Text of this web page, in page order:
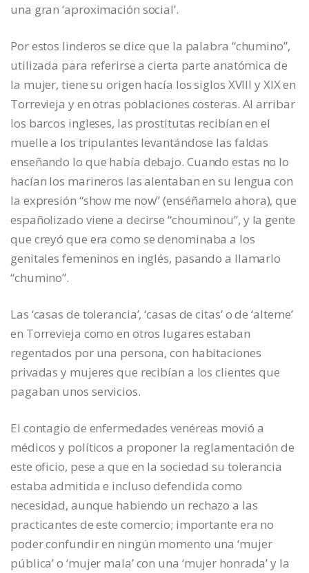
una gran ‘aproximación social’.
Por estos linderos se dice que la palabra “chumino”,
utilizada para referirse a cierta parte anatómica de
la mujer, tiene su origen hacía los siglos XVIII y XIX en
Torrevieja y en otras poblaciones costeras. Al arribar
los barcos ingleses, las prostitutas recibían en el
muelle a los tripulantes levantándose las faldas
enseñando lo que había debajo. Cuando estas no lo
hacían los marineros las alentaban en su lengua con
la expresión “show me now” (enséñamelo ahora), que
españolizado viene a decirse “chouminou”, y la gente
que creyó que era como se denominaba a los
genitales femeninos en inglés, pasando a llamarlo
“chumino”.
Las ‘casas de tolerancia’, ‘casas de citas’ o de ‘alterne’
en Torrevieja como en otros lugares estaban
regentados por una persona, con habitaciones
privadas y mujeres que recibían a los clientes que
pagaban unos servicios.
El contagio de enfermedades venéreas movió a
médicos y políticos a proponer la reglamentación de
este oficio, pese a que en la sociedad su tolerancia
estaba admitida e incluso defendida como
necesidad, aunque habiendo un rechazo a las
practicantes de este comercio; importante era no
poder confundir en ningún momento una ‘mujer
pública’ o ‘mujer mala’ con una ‘mujer honrada’ y la